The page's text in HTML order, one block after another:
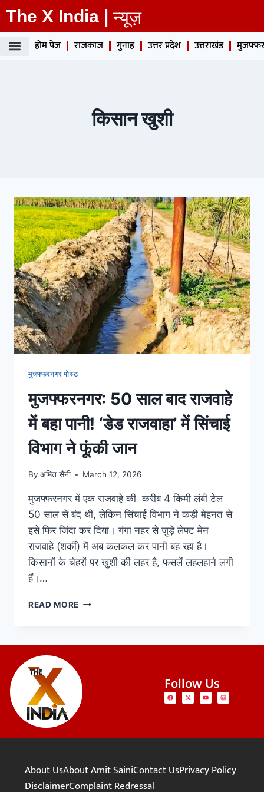
The X India | न्यूज़
होम पेज राजकाज गुनाह उत्तर प्रदेश उत्तराखंड
किसान खुशी
मुजफ्फरनगर पोस्ट
मुजफ्फरनगर: 50 साल बाद राजवाहे
में बहा पानी! ‘डेड राजवाहा’ में सिंचाई
विभाग ने फूंकी जान
By अमित सैनी March 12, 2026
मुजफ्फरनगर में एक राजवाहे की करीब 4 किमी लंबी टेल
50 साल से बंद थी, लेकिन सिंचाई विभाग ने कड़ी मेहनत से
इसे फिर जिंदा कर दिया। गंगा नहर से जुड़े लेफ्ट मेन
राजवाहे (शर्की) में अब कलकल कर पानी बह रहा है।
किसानों के चेहरों पर खुशी की लहर है, फसलें लहलहाने लगी
हैं।…
READ MORE
Follow Us
About UsAbout Amit SainiContact UsPrivacy Policy
DisclaimerComplaint Redressal